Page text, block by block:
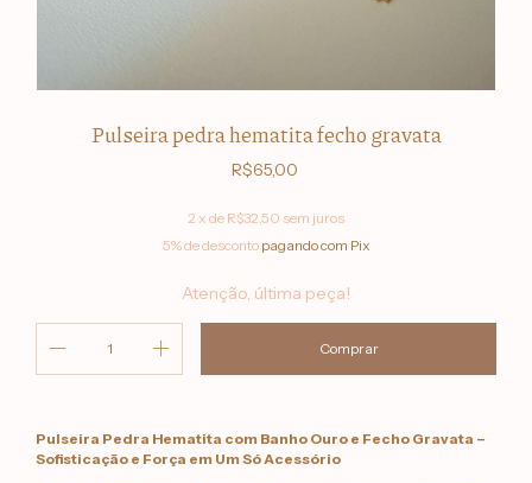
Pulseira pedra hematita fecho gravata
R$65,00
2 x de R$32,50 sem juros
5% de descontopagando com Pix
Atenção, última peça!
Pulseira Pedra Hematita com Banho Ouro e Fecho Gravata –
Sofisticação e Força em Um Só Acessório